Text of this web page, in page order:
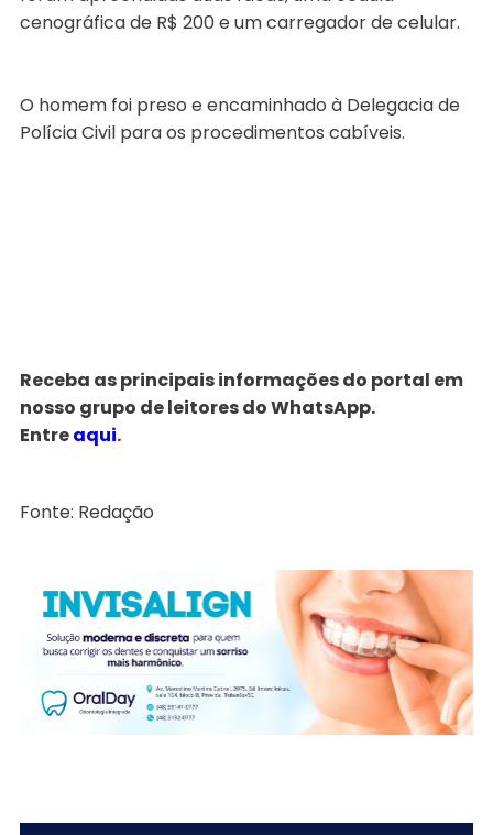
cenográfica de R$ 200 e um carregador de celular.
O homem foi preso e encaminhado à Delegacia de
Polícia Civil para os procedimentos cabíveis.
Receba as principais informações do portal em
nosso grupo de leitores do WhatsApp.
Entreaqui.
Fonte: Redação